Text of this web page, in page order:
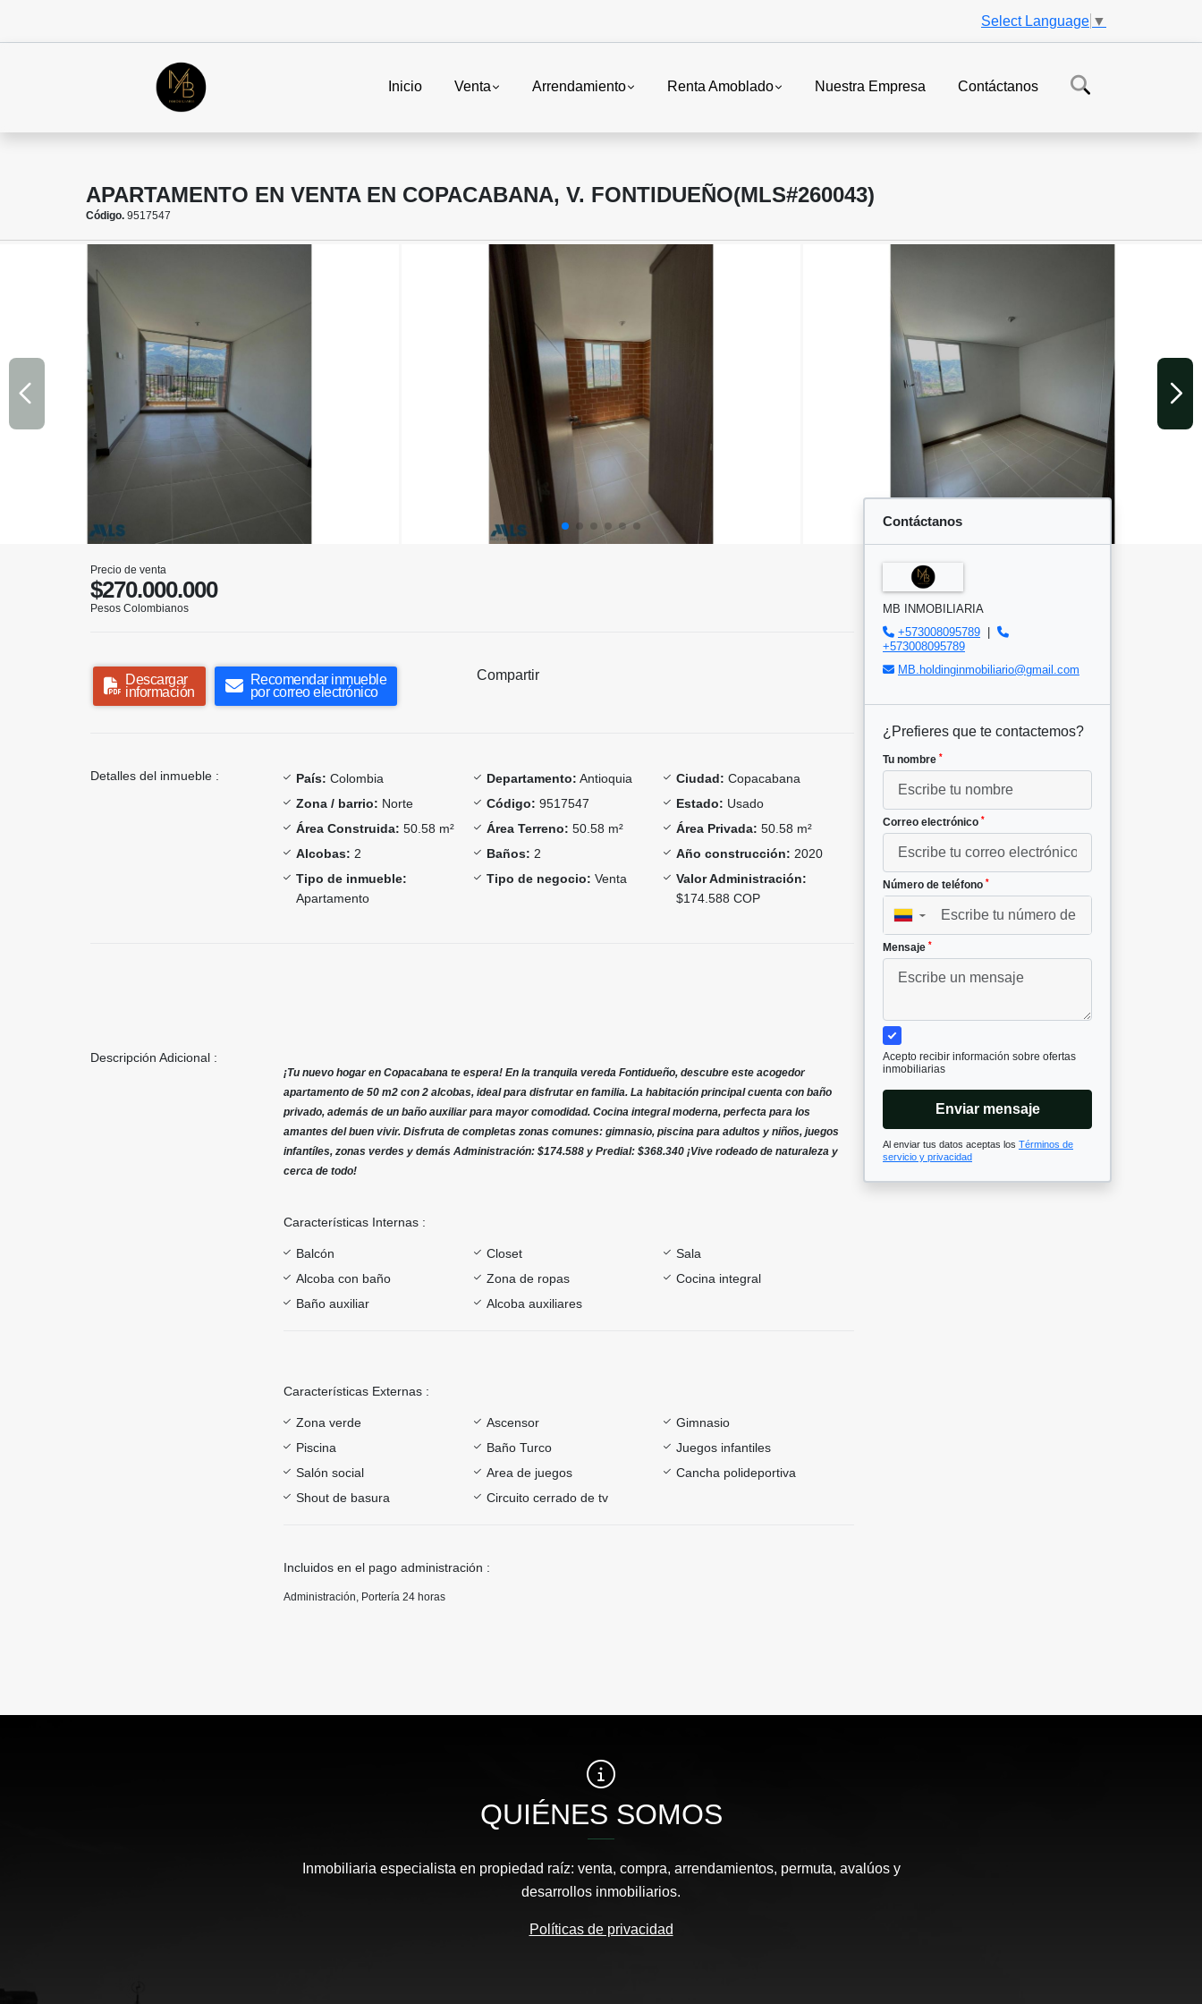
Select Language ▼
Inicio Venta Arrendamiento Renta Amoblado Nuestra Empresa Contáctanos
APARTAMENTO EN VENTA EN COPACABANA, V. FONTIDUEÑO(MLS#260043)
Código. 9517547
Precio de venta
$270.000.000
Pesos Colombianos
Descargar
información
Recomendar inmueble
por correo electrónico
Compartir
Detalles del inmueble : País: Colombia Departamento: Antioquia Ciudad: Copacabana
Zona / barrio: Norte Código: 9517547 Estado: Usado
Área Construida: 50.58 m² Área Terreno: 50.58 m² Área Privada: 50.58 m²
Alcobas: 2 Baños: 2 Año construcción: 2020
Tipo de inmueble:
Apartamento
Tipo de negocio: Venta
Valor Administración:
$174.588 COP
Descripción Adicional :
¡Tu nuevo hogar en Copacabana te espera! En la tranquila vereda Fontidueño, descubre este acogedor
apartamento de 50 m2 con 2 alcobas, ideal para disfrutar en familia. La habitación principal cuenta con baño
privado, además de un baño auxiliar para mayor comodidad. Cocina integral moderna, perfecta para los
amantes del buen vivir. Disfruta de completas zonas comunes: gimnasio, piscina para adultos y niños, juegos
infantíles, zonas verdes y demás Administración: $174.588 y Predial: $368.340 ¡Vive rodeado de naturaleza y
cerca de todo!
Características Internas :
Balcón Closet
Sala
Alcoba con baño
Zona de ropas
Cocina integral
Baño auxiliar
Alcoba auxiliares
Características Externas :
Zona verde Ascensor
Gimnasio
Piscina
Baño Turco
Juegos infantiles
Salón social
Area de juegos
Cancha polideportiva
Shout de basura
Circuito cerrado de tv
Incluidos en el pago administración :
Administración, Portería 24 horas
Contáctanos
MB INMOBILIARIA
+573008095789
+573008095789
MB.holdinginmobiliario@gmail.com
¿Prefieres que te contactemos?
Tu nombre *
Correo electrónico *
Número de teléfono *
▼
Mensaje *
Acepto recibir información sobre ofertas
inmobiliarias
Enviar mensaje
Al enviar tus datos aceptas los Términos de
servicio y privacidad
QUIÉNES SOMOS
Inmobiliaria especialista en propiedad raíz: venta, compra, arrendamientos, permuta, avalúos y
desarrollos inmobiliarios.
Políticas de privacidad